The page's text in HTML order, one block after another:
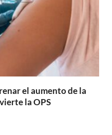
el aumento de la
la OPS